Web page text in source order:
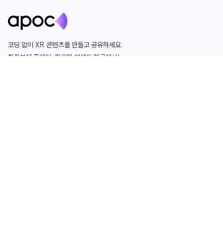
코딩 없이 XR 콘텐츠를 만들고 공유하세요.
창작부터 플레이, 필요한 애셋도 한곳에서!